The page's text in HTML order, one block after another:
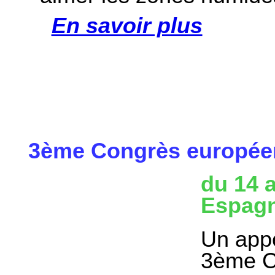
En savoir plus
3ème Congrès
du 14
Un
3ème